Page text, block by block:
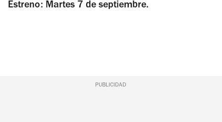
Estreno: Martes 7 de septiembre.
PUBLICIDAD